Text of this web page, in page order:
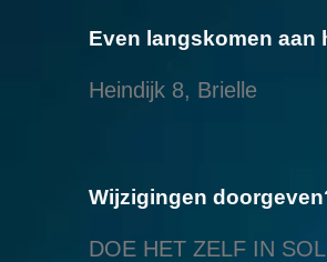
Even langskomen aan
Heindijk 8, Brielle
Wijzigingen
DOE HET ZELF IN SOL